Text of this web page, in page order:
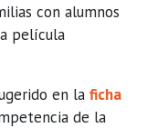
con alumnos
película
en la ficha
de la